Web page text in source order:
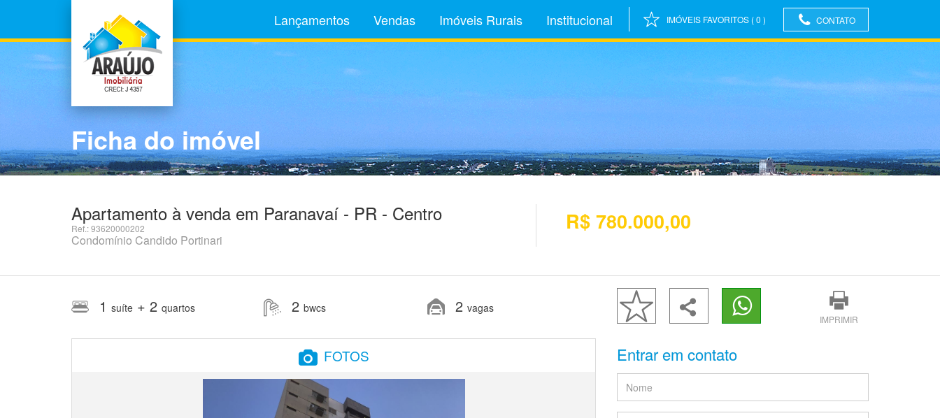
Lançamentos Vendas Imóveis Rurais Institucional IMÓVEIS FAVORITOS (0 ) CONTATO
Ficha do imóvel
Apartamento à venda em Paranavaí - PR - Centro
Ref.: 93620000202
Condomínio Candido Portinari
R$ 780.000,00
1 suíte + 2 quartos 2 bwcs 2vagas
FOTOS
IMPRIMIR
Entrar em contato